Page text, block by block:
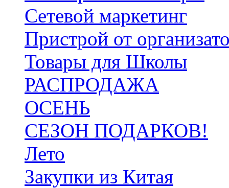
Сетевой маркетинг
Пристрой от
Товары для Школы
РАСПРОДАЖА
ОСЕНЬ
СЕЗОН ПОДАРКОВ!
Лето
Закупки из Китая